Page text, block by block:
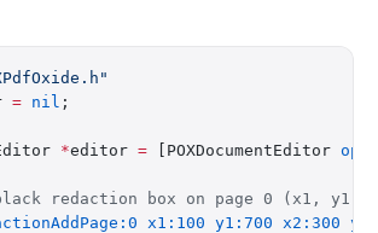
= nil ;
*editor = [POXDocumentEditor
redaction box on page 0 (x1,
x1:100 y1:700 x2:300